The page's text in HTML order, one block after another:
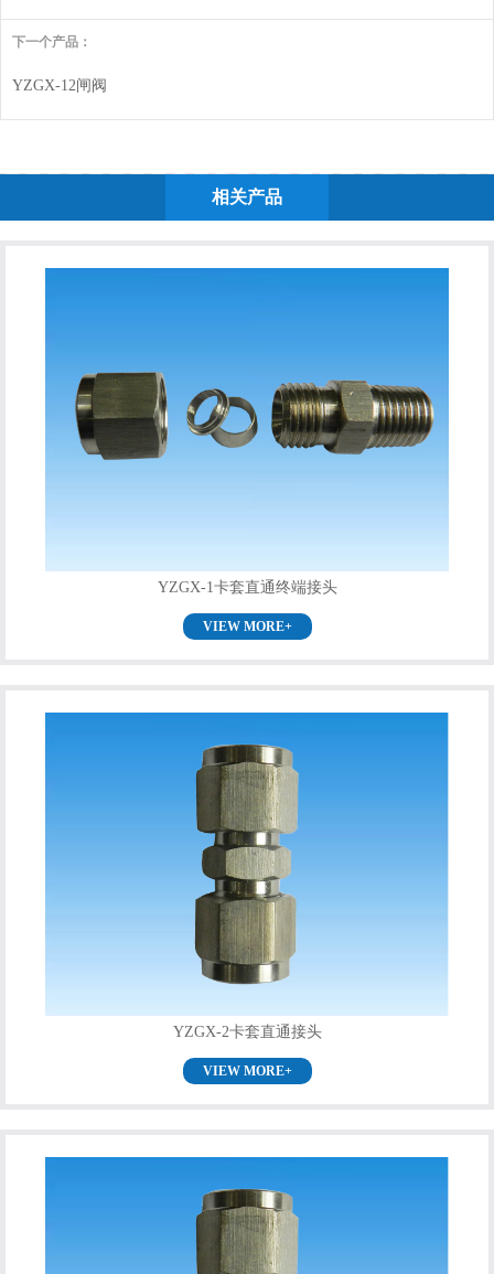
下一个产品：
YZGX-12闸阀
相关产品
YZGX-1卡套直通终端接头
VIEW MORE+
YZGX-2卡套直通接头
VIEW MORE+